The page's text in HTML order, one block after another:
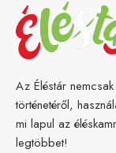
Az Éléstár
történetéről,
mi lapul az
legtöbbet!